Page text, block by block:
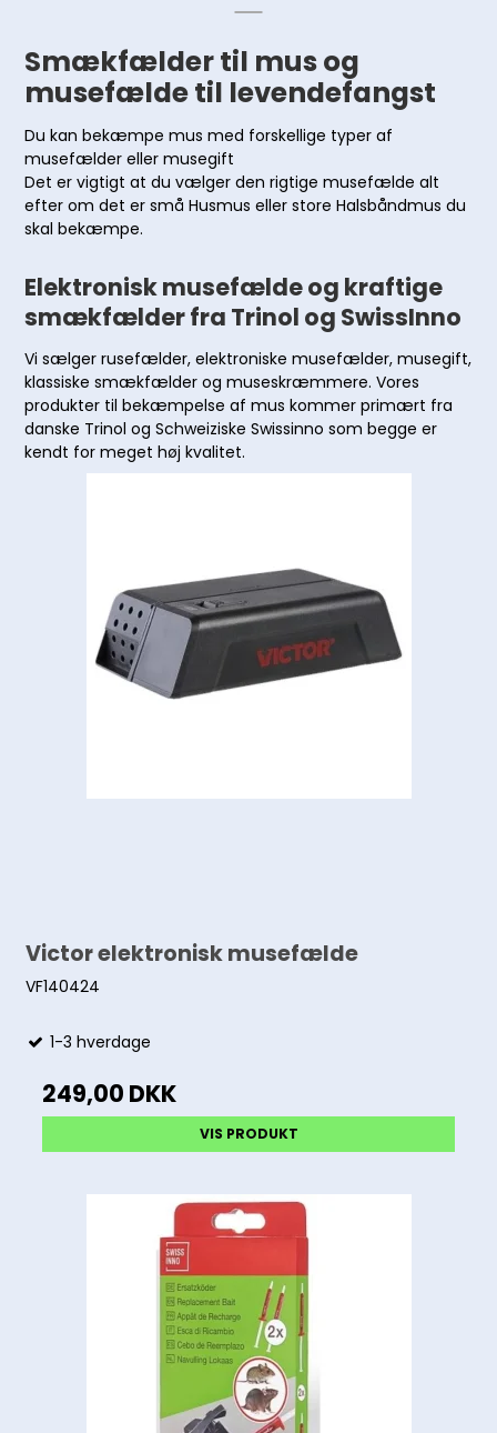
Smækfælder til mus og
musefælde til levendefangst
Du kan bekæmpe mus med forskellige typer af
musefælder eller musegift
Det er vigtigt at du vælger den rigtige musefælde alt
efter om det er små Husmus eller store Halsbåndmus du
skal bekæmpe.
Elektronisk musefælde og kraftige
smækfælder fra Trinol og SwissInno
Vi sælger rusefælder, elektroniske musefælder, musegift,
klassiske smækfælder og museskræmmere. Vores
produkter til bekæmpelse af mus kommer primært fra
danske Trinol og Schweiziske Swissinno som begge er
kendt for meget høj kvalitet.
Victor elektronisk musefælde
VF140424
1-3 hverdage
249,00 DKK
VIS PRODUKT